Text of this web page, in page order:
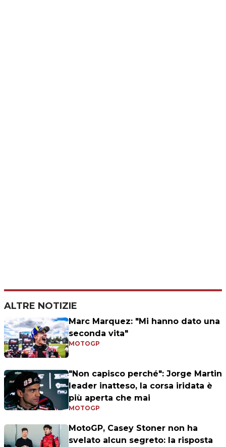
ALTRE NOTIZIE
Marc Marquez: "Mi hanno dato una
seconda vita"
MOTOGP
"Non capisco perché": Jorge Martin
leader inatteso, la corsa iridata è
più aperta che mai
MOTOGP
MotoGP, Casey Stoner non ha
svelato alcun segreto: la risposta